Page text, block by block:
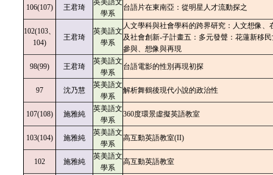
106(107) 王君琦
英美語文
學系
台語片在東南亞：從明星人才流動探之
102(103、
104)
王君琦
英美語文
學系
人文學科與社會學科的跨界研究：人文想像、
及社會創新-子計畫五：多元發聲：花蓮新移
參與、想像與再現
98(99) 王君琦
英美語文
學系
台語電影的性別再現初探
97 沈乃慧
英美語文
學系
解析舞鶴後現代小說的政治性
107(108) 施雅純
英美語文
學系
360度環景虛擬英語教室
103(104) 施雅純
英美語文
學系
高互動英語教室(II)
102 施雅純
英美語文
學系
高互動英語教室